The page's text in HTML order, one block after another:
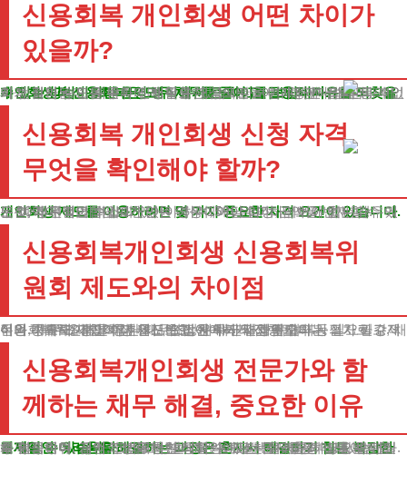
신용회복 개인회생 어떤 차이가
있을까?
개인회생과 신용회복은 모두 채무를 줄이고, 금융적 자유를 되찾을 수 있는 방법이지만 운영 방식에서 큰 차이를 보입니다.
법원의 개인회생 절차는 모든 종류의 채무를 대상으로 하며, 채권자와의 동의 없이 법원의 승인을 받아 진행할 수 있습니다. 이 과정에서 원금과 이자가 감면되며, 채무자에게 필요한 금액만을 변제하면 됩니다.
신용회복 개인회생 신청 자격,
무엇을 확인해야 할까?
개인회생 제도를 이용하려면 몇 가지 중요한 자격 요건이 있습니다.
우선, 채무액이 최소 1천만원 이상이어야 하며, 담보가 없는 경우에는 10억 원 이하, 담보가 있는 경우 15억 원 이하이어야 합니다.
또한, 정기적인 수입이 있어야 하며, 매달 일정 금액을 변제할 수 있는 여력이 필요합니다.
신용회복개인회생 신용회복위
원회 제도와의 차이점
신용회복위원회를 통한 채무조정은 채권자와의 협의가 필요하고, 채무의 종류도 제한적입니다. 또한, 채무자와 채권자의 동의가 필수적이며, 채무 조정의 이자율도 협상에 따라 결정됩니다.
이와 비교해, 개인회생 제도는 법원에서 직접 주도하는 절차로 강제적인 구속력이 있어 더 안전하고 신속하게 진행됩니다.
신용회복개인회생 전문가와 함
께하는 채무 해결, 중요한 이유
경제적인 어려움을 해결하는 과정은 혼자서 해결하기 힘든 복잡한 문제일 수 있습니다.
법무법인 테헤란에서는 여러분의 상황을 면밀히 분석하여, 개인회생을 통한 최적의 해결책을 제공하고 있습니다. 채무의 종류, 금액, 그리고 생활 조건을 토대로 맞춤형 법률 서비스를 제공하며, 절차 전반에서 발생할 수 있는 문제들을 미리 예방할 수 있습니다.